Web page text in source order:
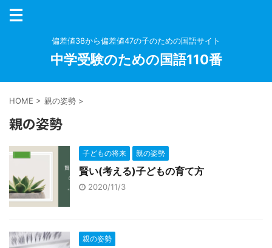
偏差値38から偏差値47の子のための国語サイト
中学受験のための国語110番
HOME > 親の姿勢 >
親の姿勢
子どもの将来 親の姿勢
賢い(考える)子どもの育て方
2020/11/3
親の姿勢